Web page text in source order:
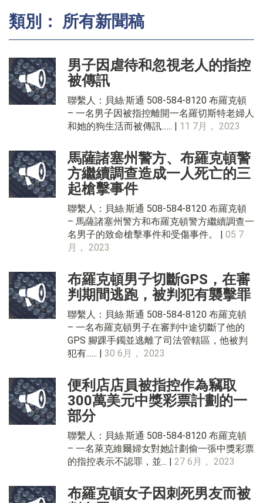
類別： 所有新聞稿
男子因虐待和忽視老人的指控
被傳訊
聯繫人：貝絲·斯通 508-584-8120 布羅克頓
– 一名男子因被指控離開一名羅切斯特老婦人
和她的狗生活而被傳訊...... | 11 7月， 2023
馬薩諸塞州警方、布羅克頓警
方繼續調查造成一人死亡的三
起槍擊事件
聯繫人：貝絲·斯通 508-584-8120 布羅克頓
– 馬薩諸塞州警方和布羅克頓警方繼續調查一
名男子的致命槍擊事件和受傷事件。 | 05 7
月， 2023
布羅克頓男子切斷GPS，在審
判期間逃跑，被判犯有襲擊罪
聯繫人：貝絲·斯通 508-584-8120 布羅克頓
– 一名布羅克頓男子在審判中途切斷了他的
GPS 腳踝手鐲並逃離了司法管轄區，他被判
犯有...... | 30 6月， 2023
便利店店員被指控作為竊取
300萬美元中獎彩票計劃的一
部分
聯繫人：貝絲·斯通 508-584-8120 布羅克頓
– 一名萊克維爾婦女對她計劃偷一張中獎彩票
的指控表示不認罪，並... | 27 6月， 2023
布羅克頓女子因刺死男友而被